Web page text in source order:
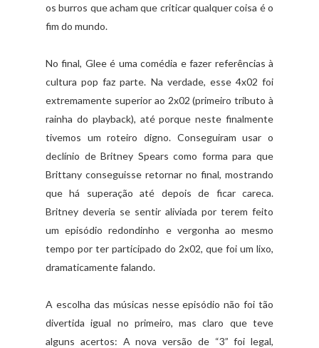
os burros que acham que criticar qualquer coisa é o
fim do mundo.
No final, Glee é uma comédia e fazer referências à
cultura pop faz parte. Na verdade, esse 4x02 foi
extremamente superior ao 2x02 (primeiro tributo à
rainha do playback), até porque neste finalmente
tivemos um roteiro digno. Conseguiram usar o
declínio de Britney Spears como forma para que
Brittany conseguisse retornar no final, mostrando
que há superação até depois de ficar careca.
Britney deveria se sentir aliviada por terem feito
um episódio redondinho e vergonha ao mesmo
tempo por ter participado do 2x02, que foi um lixo,
dramaticamente falando.
A escolha das músicas nesse episódio não foi tão
divertida igual no primeiro, mas claro que teve
alguns acertos: A nova versão de “3” foi legal,